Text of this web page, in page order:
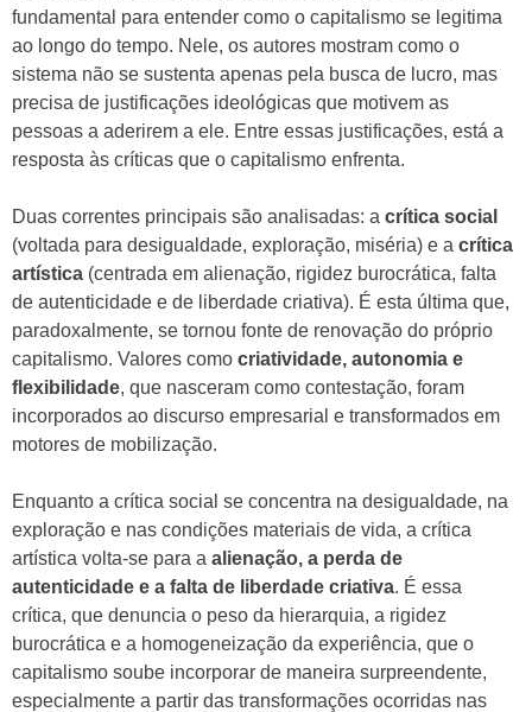
fundamental para entender como o capitalismo se legitima
ao longo do tempo. Nele, os autores mostram como o
sistema não se sustenta apenas pela busca de lucro, mas
precisa de justificações ideológicas que motivem as
pessoas a aderirem a ele. Entre essas justificações, está a
resposta às críticas que o capitalismo enfrenta.
Duas correntes principais são analisadas: a crítica social
(voltada para desigualdade, exploração, miséria) e a crítica
artística (centrada em alienação, rigidez burocrática, falta
de autenticidade e de liberdade criativa). É esta última que,
paradoxalmente, se tornou fonte de renovação do próprio
capitalismo. Valores como criatividade, autonomia e
flexibilidade, que nasceram como contestação, foram
incorporados ao discurso empresarial e transformados em
motores de mobilização.
Enquanto a crítica social se concentra na desigualdade, na
exploração e nas condições materiais de vida, a crítica
artística volta-se para a alienação, a perda de
autenticidade e a falta de liberdade criativa. É essa
crítica, que denuncia o peso da hierarquia, a rigidez
burocrática e a homogeneização da experiência, que o
capitalismo soube incorporar de maneira surpreendente,
especialmente a partir das transformações ocorridas nas